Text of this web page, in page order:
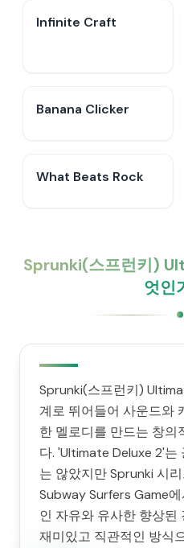
Infinite Craft
Banana Clicker
What Beats Rock
Sprunki(스프런키)
엇인
Sprunki(스프런키)
계로 뛰어들어 사운드와
한 멜로디를 만드는 창의
다. 'Ultimate Deluxe 2'는
는 않았지만 Sprunki 시
Subway Surfers Game
인 자유와 유사한 향상된
재미있고 직관적인 방식